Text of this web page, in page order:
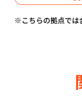
※こちらの拠点では